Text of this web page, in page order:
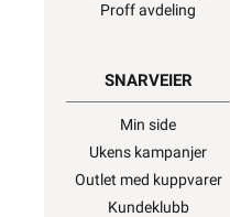
Proff avdeling
SNARVEIER
Min side
Ukens kampanjer
Outlet med kuppvarer
Kundeklubb